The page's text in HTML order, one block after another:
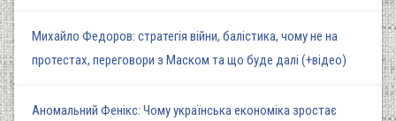
Михайло Федоров: стратегія війни, балістика, чому не на
протестах, переговори з Маском та що буде далі (+відео)
Аномальний Фенікс: Чому українська економіка зростає